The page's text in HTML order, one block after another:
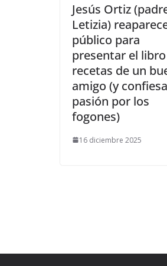
​Jesús Ortiz
Letizia)
público para
presentar el
recetas de un
amigo (y
pasión por los
fogones)
16 diciembre 2025